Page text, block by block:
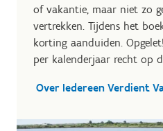
of vakantie, maar niet zo
vertrekken. Tijdens het
korting aanduiden.
per kalenderjaar recht op
Over Iedereen Verdient